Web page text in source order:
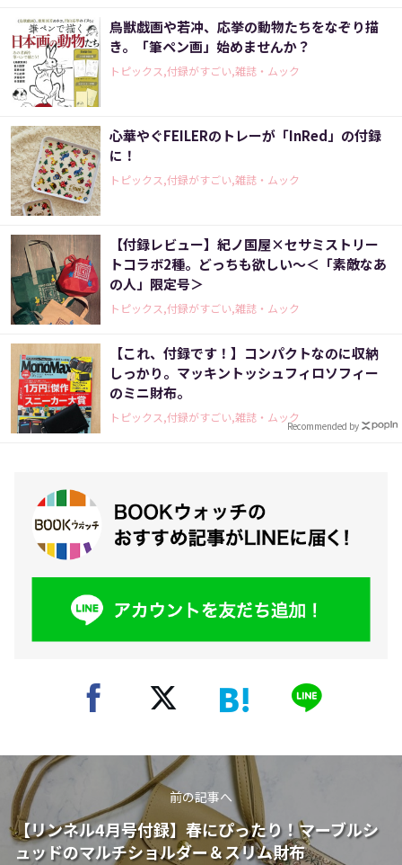
鳥獣戯画や若冲、応挙の動物たちをなぞり描
き。「筆ペン画」始めませんか？
トピックス,付録がすごい,雑誌・ムック
心華やぐFEILERのトレーが「InRed」の付録
に！
トピックス,付録がすごい,雑誌・ムック
【付録レビュー】紀ノ国屋×セサミストリー
トコラボ2種。どっちも欲しい～＜「素敵なあ
の人」限定号＞
トピックス,付録がすごい,雑誌・ムック
【これ、付録です！】コンパクトなのに収納
しっかり。マッキントッシュフィロソフィー
のミニ財布。
トピックス,付録がすごい,雑誌・ムック
Recommended by
前の記事へ
【リンネル4月号付録】春にぴったり！マーブルシ
ュッドのマルチショルダー＆スリム財布